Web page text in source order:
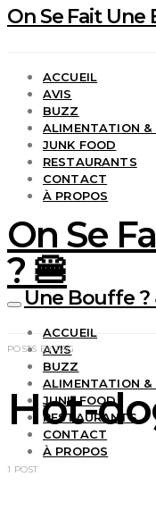
On Se Fait Une
ACCUEIL
AVIS
BUZZ
ALIMENTATION &
JUNK FOOD
RESTAURANTS
CONTACT
À PROPOS
On Se
? 🍔
Une Bouffe ?
ACCUEIL
AVIS
BUZZ
ALIMENTATION &
JUNK FOOD
RESTAURANTS
CONTACT
À PROPOS
POSTS BY TAG
Hot-
1 POST